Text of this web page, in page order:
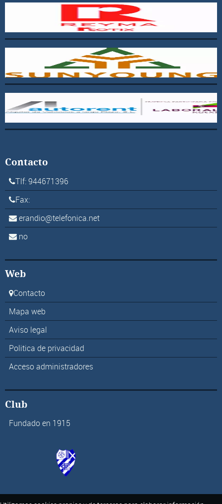
Contacto
Tlf: 944671396
Fax:
erandio@telefonica.net
no
Web
Contacto
Mapa web
Aviso legal
Politica de privacidad
Acceso administradores
Club
Fundado en 1915